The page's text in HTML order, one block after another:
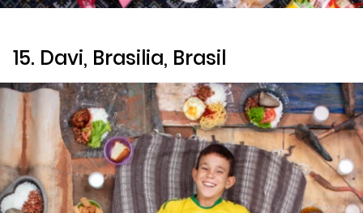
15. Davi, Brasilia, Brasil